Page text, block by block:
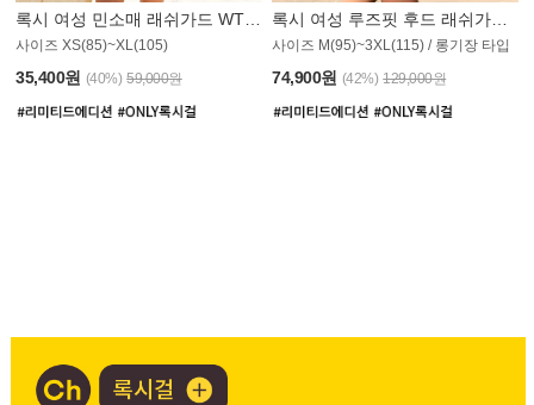
사이즈 XS(85)~XL(105)
35,400원 (40%) 59,000원
사이즈 M(95)~3XL(115) / 롱기장 타입
74,900원 (42%) 129,000원